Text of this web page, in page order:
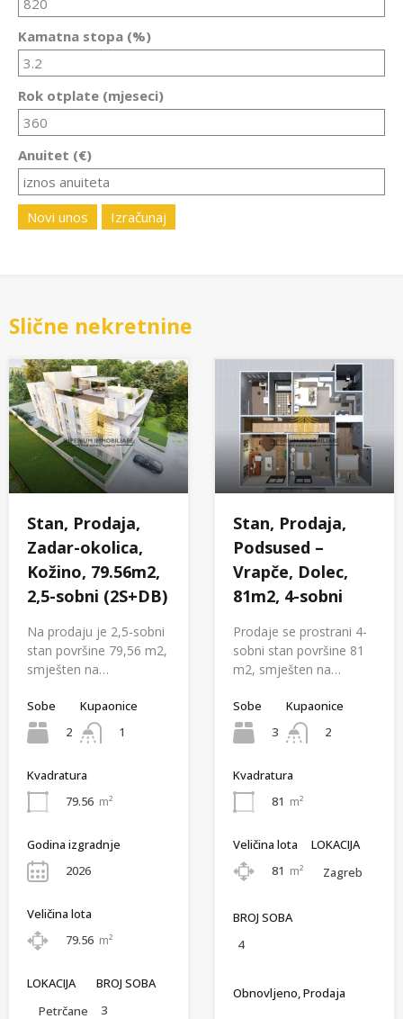
Kamatna stopa (%)
Rok otplate (mjeseci)
Anuitet (€)
Novi unos Izračunaj
Slične nekretnine
Stan, Prodaja,
Zadar-okolica,
Kožino, 79.56m2,
2,5-sobni (2S+DB)
Na prodaju je 2,5-sobni
stan površine 79,56 m2,
smješten na…
Sobe
2
Kupaonice
1
Kvadratura
79.56 m²
Godina izgradnje
2026
Veličina lota
79.56 m²
LOKACIJA
Petrčane
BROJ SOBA
3
Stan, Prodaja,
Podsused –
Vrapče, Dolec,
81m2, 4-sobni
Prodaje se prostrani 4-
sobni stan površine 81
m2, smješten na…
Sobe
3
Kupaonice
2
Kvadratura
81 m²
Veličina lota
81 m²
LOKACIJA
Zagreb
BROJ SOBA
4
Obnovljeno, Prodaja